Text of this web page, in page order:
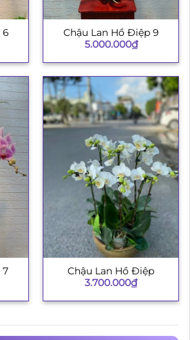
6
Chậu Lan Hồ Điệp 9
5.000.000₫
7
Chậu Lan Hồ Điệp
3.700.000₫